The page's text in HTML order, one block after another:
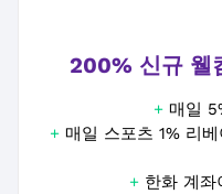
200% 신규 웰
+ 매일
+ 매일 스포츠 1% 리
+ 한화 계좌